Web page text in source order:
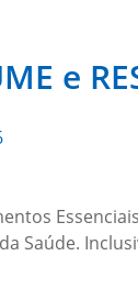
e
Saúde.